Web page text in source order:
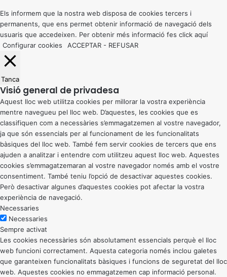
button
Els informem que la nostra web disposa de cookies tercers i
permanents, que ens permet obtenir informació de navegació dels
usuaris que accedeixen. Per obtenir més informació fes click aquí
Configurar cookies
ACCEPTAR - REFUSAR
Tanca
Visió general de privadesa
Aquest lloc web utilitza cookies per millorar la vostra experiència
mentre navegueu pel lloc web. D’aquestes, les cookies que es
classifiquen com a necessàries s’emmagatzemen al vostre navegador,
ja que són essencials per al funcionament de les funcionalitats
bàsiques del lloc web. També fem servir cookies de tercers que ens
ajuden a analitzar i entendre com utilitzeu aquest lloc web. Aquestes
cookies s’emmagatzemaran al vostre navegador només amb el vostre
consentiment. També teniu l’opció de desactivar aquestes cookies.
Però desactivar algunes d’aquestes cookies pot afectar la vostra
experiència de navegació.
Necessaries
Necessaries
Sempre activat
Les cookies necessàries són absolutament essencials perquè el lloc
web funcioni correctament. Aquesta categoria només inclou galetes
que garanteixen funcionalitats bàsiques i funcions de seguretat del lloc
web. Aquestes cookies no emmagatzemen cap informació personal.